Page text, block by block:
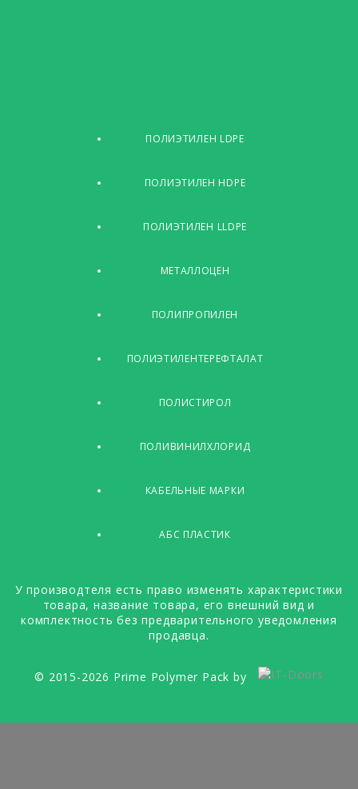
ПОЛИЭТИЛЕН LDPE
ПОЛИЭТИЛЕН HDPE
ПОЛИЭТИЛЕН LLDPE
МЕТАЛЛОЦЕН
ПОЛИПРОПИЛЕН
ПОЛИЭТИЛЕНТЕРЕФТАЛАТ
ПОЛИСТИРОЛ
ПОЛИВИНИЛХЛОРИД
КАБЕЛЬНЫЕ МАРКИ
АБС ПЛАСТИК
У производтеля есть право изменять характеристики
товара, название товара, его внешний вид и
комплектность без предварительного уведомления
продавца.
© 2015-2026 Prime Polymer Pack by